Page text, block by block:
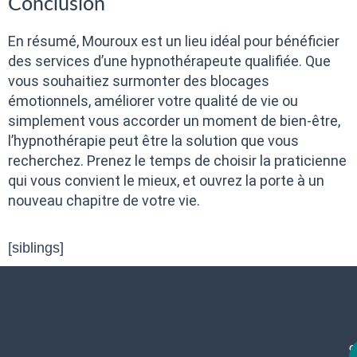
Conclusion
En résumé, Mouroux est un lieu idéal pour bénéficier
des services d’une hypnothérapeute qualifiée. Que
vous souhaitiez surmonter des blocages
émotionnels, améliorer votre qualité de vie ou
simplement vous accorder un moment de bien-être,
l’hypnothérapie peut être la solution que vous
recherchez. Prenez le temps de choisir la praticienne
qui vous convient le mieux, et ouvrez la porte à un
nouveau chapitre de votre vie.
[siblings]